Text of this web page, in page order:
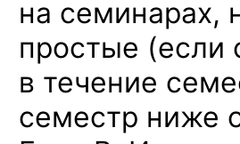
на семинарах,
простые (если
в течение
семестр ниже